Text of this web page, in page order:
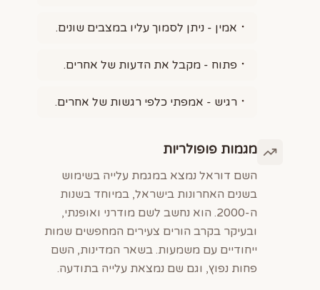
אמין - ניתן לסמוך עליו במצבים שונים.
פתוח - מקבל את הדעות של אחרים.
רגיש - אמפתי כלפי רגשות של אחרים.
מגמות פופולריות
השם דוראל נמצא במגמת עלייה בשימוש
בשנים האחרונות בישראל, במיוחד בשנות
ה-2000. הוא נחשב לשם מודרני ואופנתי,
ובעיקר בקרב הורים צעירים המחפשים שמות
ייחודיים עם משמעות. בשאר המדינות, השם
פחות נפוץ, וגם שם נמצאת עלייה בתודעה.